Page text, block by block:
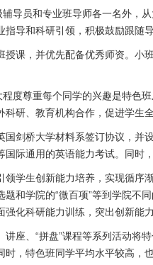
导员和专业班导师各一名外，
导和科研引领，积极鼓励跟随导
授课，并优先配备优秀师资。小
度尊重每个同学的兴趣是特色
研、教育机构合作，促进学生
国剑桥大学材料系签订协议，并
际通用的英语能力考试。同时
领学生创新能力培养，实现循序
题和学院的“微百项”等到学院不
强化科研能力训练，突出创新能
座、 “拼盘”课程等系列活动将
时，特色班同学平均水平较高，